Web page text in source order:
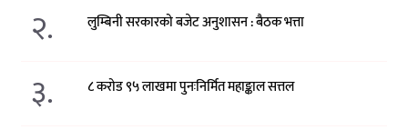
२. लुम्बिनी सरकारको बजेट अनुशासन : बैठक भत्ता
३. ८ करोड ९५ लाखमा पुनःनिर्मित महाङ्काल सत्तल